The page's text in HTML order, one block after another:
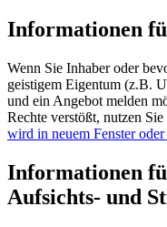
Informationen
Wenn Sie Inhaber oder
geistigem Eigentum (z.B.
und ein Angebot melden
Rechte verstößt, nutzen Sie
wird in neuem Fenster
Informationen
Aufsichts- und